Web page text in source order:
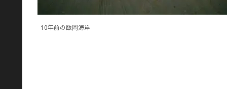
10年前の飯岡海岸